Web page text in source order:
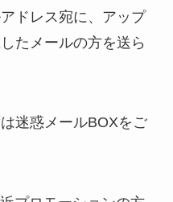
ドレス宛に、アップ
たメールの方を送ら
迷惑メールBOXをご